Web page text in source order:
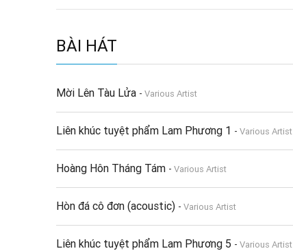
BÀI HÁT
Mời Lên Tàu Lửa - Various Artist
Liên khúc tuyệt phẩm Lam Phương 1 - Various Artist
Hoàng Hôn Tháng Tám - Various Artist
Hòn đá cô đơn (acoustic) - Various Artist
Liên khúc tuyệt phẩm Lam Phương 5 - Various Artist